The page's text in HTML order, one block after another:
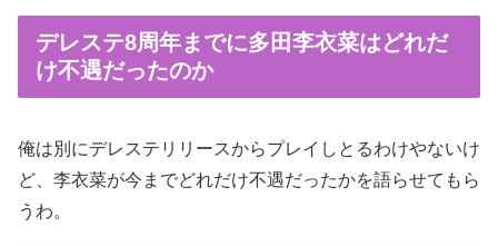
デレステ8周年までに多田李衣菜はどれだ
け不遇だったのか
俺は別にデレステリリースからプレイしとるわけやないけ
ど、李衣菜が今までどれだけ不遇だったかを語らせてもら
うわ。